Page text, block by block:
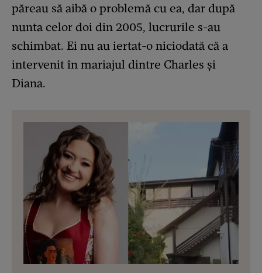
păreau să aibă o problemă cu ea, dar după
nunta celor doi din 2005, lucrurile s-au
schimbat. Ei nu au iertat-o niciodată că a
intervenit în mariajul dintre Charles și
Diana.